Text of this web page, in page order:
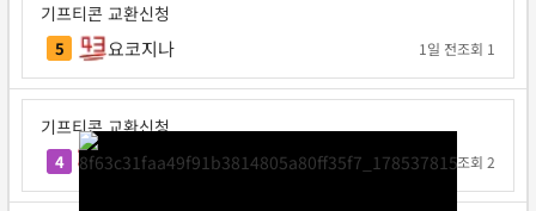
기프티콘 교환신청
5 요코지나 1일 전조회 1
기프티콘 교환신청
4 불타는고구마 1일 전조회 2